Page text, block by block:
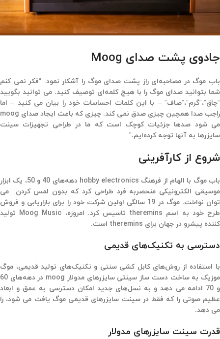
جادوی پشت صدای Moog
باب موگ در مصاحبه‌ای راز پشت صدای موگ را آشکار نمود: “فکر نمی کنم
شما بتوانید صدای موگ را با هیچ کلمه‌ای توصیف کنید. می توانید بگویید
“چاق”،”گرم”،”صاف” – با این کلمات احساسات خود را بیان می کنید – اما
راجب صدا همچین چیزی صدق نمی کند. چیزی که باعث ایجاد صدای moog
می شود صدها جزئیات کوچک است که ما در طراحی تجهیزات سینت
سایزرها به آنها توجه کرده‌ایم.”
شروع از کارآفرینی
باب موگ با الهام از فرهنگ hobby electronics دهه‌های 40 و 50، یک ابزار
موسیقی الکترونیکی منحصربه فرد طراحی کرد که بدون لمس کردن می
توان نواخت. موگ در 19 سالگی اولین شرکت خود را برای بازاریابی و فروش
طرح خود به اسم theremins تاسیس کرد. امروزه، Moog Music تولید
کننده پیشرو در جهان برای theremins است.
دسترسی به تکنیک‌های قدیمی
با استفاده از روش‌های کابل کشی سنتی و تکنیک‌های تولید قدیمی، موگ
موزیک به ساخت دست ساز سینتی سایزرهای مدولار moog در دهه‌های 60
و 70 ادامه می دهد و به نسل‌های جدید امکان دسترسی به عمق و ابعاد
عظیم صوتی را که فقط در سینت سایزرهای قدیمی موگ یافت می شود، را
می دهد.
قدرت سینت سایزرهای مدولار